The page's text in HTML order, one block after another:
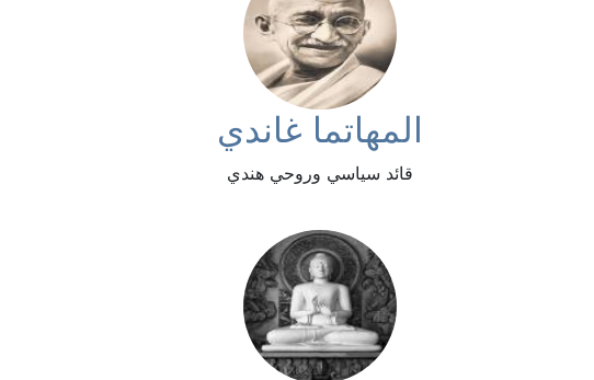
المهاتما غاندي
قائد سياسي وروحي هندي